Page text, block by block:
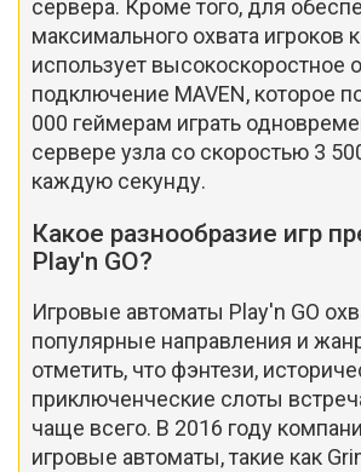
сервера. Кроме того, для
максимального охвата игроков
использует высокоскоростное
подключение MAVEN, которое
000 геймерам играть
сервере узла со скоростью 3
каждую секунду.
Какое разнообразие игр
Play'n GO?
Игровые автоматы Play'n GO
популярные направления и
отметить, что фэнтези,
приключенческие слоты
чаще всего. В 2016 году
игровые автоматы, такие как